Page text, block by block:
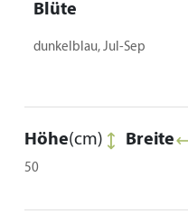
Blüte
dunkelblau, Jul-Sep
Höhe(cm)
50
Breite